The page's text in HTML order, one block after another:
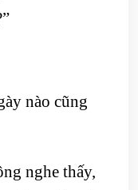
nào cũng
nghe thấy,